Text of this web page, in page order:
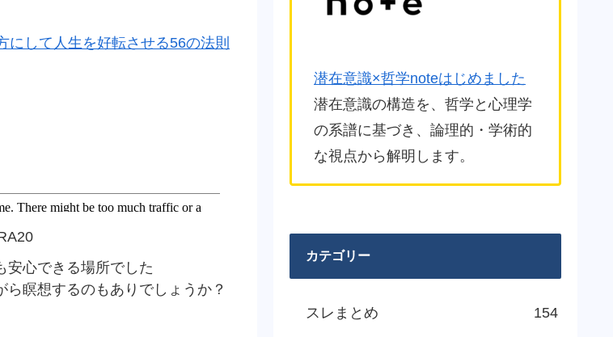
して人生を好転させる56の法則
安心できる場所でした
瞑想するのもありでしょうか？
潜在意識×哲学noteはじめました
潜在意識の構造を、哲学と心理学
の系譜に基づき、論理的・学術的
な視点から解明します。
カテゴリー
スレまとめ 154